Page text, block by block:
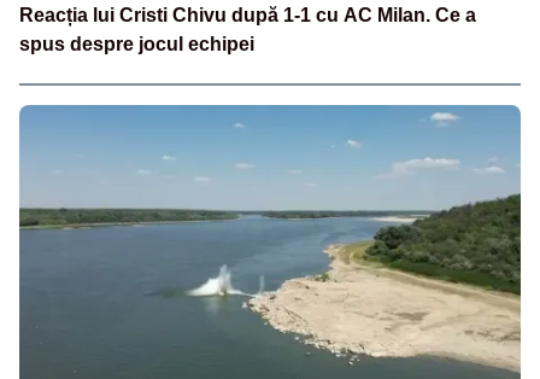
Reacția lui Cristi Chivu după 1-1 cu AC Milan. Ce a
spus despre jocul echipei